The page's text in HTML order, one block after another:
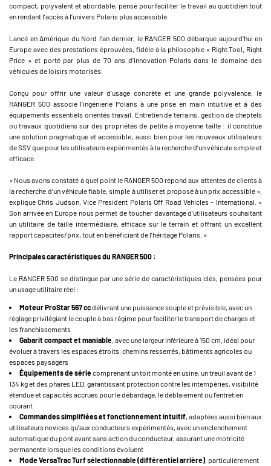
compact, polyvalent et abordable, pensé pour faciliter le travail au quotidien tout
en rendant l’accès à l’univers Polaris plus accessible.
Lancé en Amérique du Nord l’an dernier, le RANGER 500 débarque aujourd’hui en
Europe avec des prestations éprouvées, fidèle à la philosophie « Right Tool, Right
Price » et porté par plus de 70 ans d’innovation Polaris dans le domaine des
véhicules de loisirs motorisés.
Conçu pour offrir une valeur d’usage concrète et une grande polyvalence, le
RANGER 500 associe l’ingénierie Polaris à une prise en main intuitive et à des
équipements essentiels orientés travail. Entretien de terrains, gestion de cheptels
ou travaux quotidiens sur des propriétés de petite à moyenne taille : il constitue
une solution pragmatique et accessible, aussi bien pour les nouveaux utilisateurs
de SSV que pour les utilisateurs expérimentés à la recherche d’un véhicule simple et
efficace.
« Nous avons constaté à quel point le RANGER 500 répond aux attentes de clients à
la recherche d’un véhicule fiable, simple à utiliser et proposé à un prix accessible »,
explique Chris Judson, Vice President Polaris Off Road Vehicles – International. «
Son arrivée en Europe nous permet de toucher davantage d’utilisateurs souhaitant
un utilitaire de taille intermédiaire, efficace sur le terrain et offrant un excellent
rapport capacités/prix, tout en bénéficiant de l’héritage Polaris. »
Principales caractéristiques du RANGER 500 :
Le RANGER 500 se distingue par une série de caractéristiques clés, pensées pour
un usage utilitaire réel :
Moteur ProStar 567 ccdélivrant une puissance souple et prévisible, avec un
réglage privilégiant le couple à bas régime pour faciliter le transport de charges et
les franchissements
Gabarit compact et maniable, avec une largeur inférieure à 150 cm, idéal pour
évoluer à travers les espaces étroits, chemins resserrés, bâtiments agricoles ou
espaces paysagers
Équipements de sériecomprenant un toit monté en usine, un treuil avant de 1
134 kg et des phares LED, garantissant protection contre les intempéries, visibilité
étendue et capacités accrues pour le débardage, le déblaiement ou l’entretien
courant
Commandes simplifiées et fonctionnement intuitif, adaptées aussi bien aux
utilisateurs novices qu’aux conducteurs expérimentés, avec un enclenchement
automatique du pont avant sans action du conducteur, assurant une motricité
permanente lorsque les conditions évoluent
Mode VersaTrac Turf sélectionnable (différentiel arrière), particulièrement